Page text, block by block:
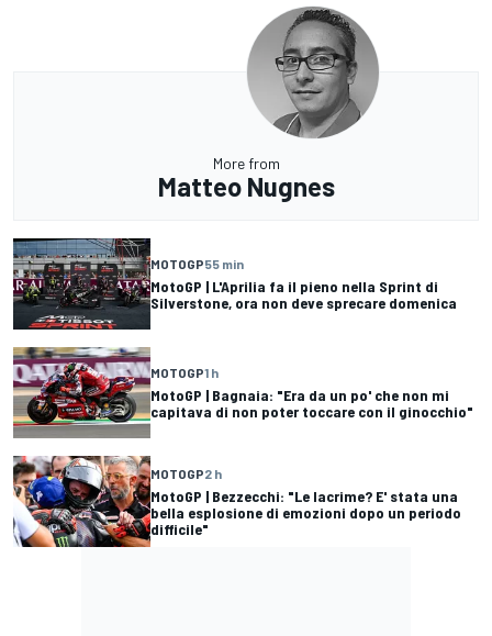
More from
Matteo Nugnes
MOTOGP55 min
MotoGP | L'Aprilia fa il pieno nella Sprint di
Silverstone, ora non deve sprecare domenica
MOTOGP1 h
MotoGP | Bagnaia: "Era da un po' che non mi
capitava di non poter toccare con il ginocchio"
MOTOGP2 h
MotoGP | Bezzecchi: "Le lacrime? E' stata una
bella esplosione di emozioni dopo un periodo
difficile"